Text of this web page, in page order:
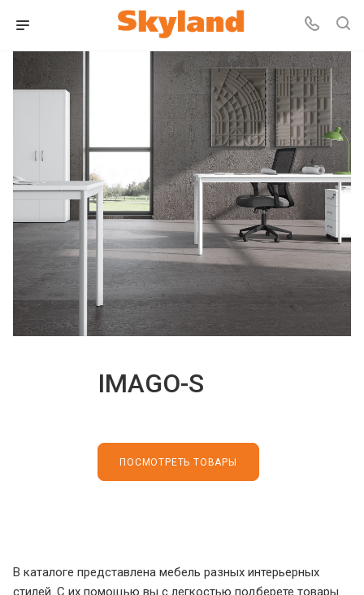
IMAGO-S
ПОСМОТРЕТЬ ТОВАРЫ
В каталоге представлена мебель разных интерьерных
стилей. С их помощью вы с легкостью подберете товары